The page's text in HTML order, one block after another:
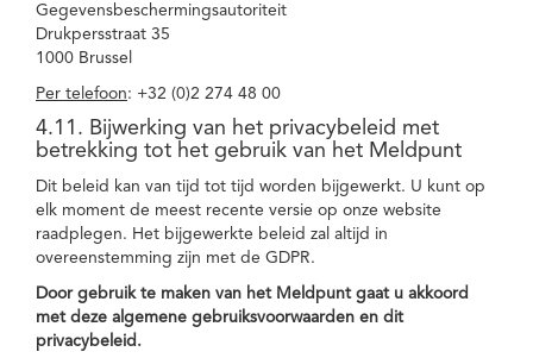
Gegevensbeschermingsautoriteit
Drukpersstraat 35
1000 Brussel
Per telefoon: +32 (0)2 274 48 00
4.11. Bijwerking van het privacybeleid met
betrekking tot het gebruik van het Meldpunt
Dit beleid kan van tijd tot tijd worden bijgewerkt. U kunt op
elk moment de meest recente versie op onze website
raadplegen. Het bijgewerkte beleid zal altijd in
overeenstemming zijn met de GDPR.
Door gebruik te maken van het Meldpunt gaat u akkoord
met deze algemene gebruiksvoorwaarden en dit
privacybeleid.